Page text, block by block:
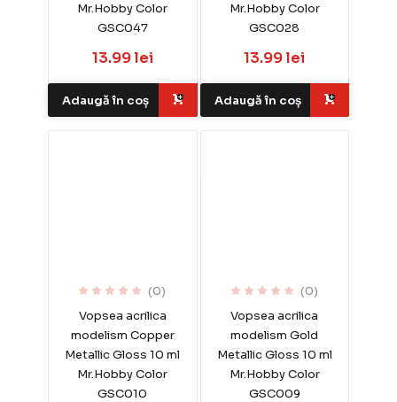
Mr.Hobby Color
GSC047
13.99 lei
Adaugă în coș
Mr.Hobby Color
GSC028
13.99 lei
Adaugă în coș
(0)
Vopsea acrilica
modelism Copper
Metallic Gloss 10 ml
Mr.Hobby Color
GSC010
(0)
Vopsea acrilica
modelism Gold
Metallic Gloss 10 ml
Mr.Hobby Color
GSC009